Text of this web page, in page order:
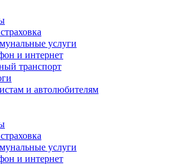
услуги
и интернет
транспорт
и автолюбителям
услуги
и интернет